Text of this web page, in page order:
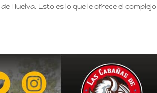
Huelva. Esto es lo que le ofrece el complejo